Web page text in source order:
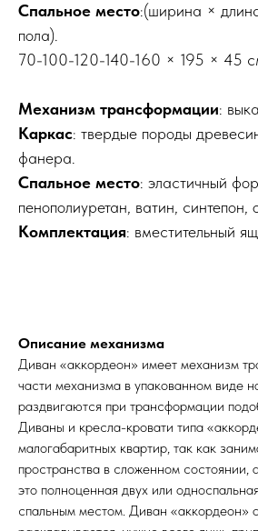
Спальное место:(ширина ×
пола).
70-100-120-140-160 × 195 × 45
Механизм трансформации:
Каркас: твердые породы
фанера.
Спальное место: эластичный
пенополиуретан, ватин, синтепон,
Комплектация: вместительный
Описание механизма
Диван «аккордеон» имеет механизм
части механизма в упакованном виде
раздвигаются при трансформации
Диваны и кресла-кровати типа
малогабаритных квартир, так как
пространства в сложенном состоянии,
это полноценная двух или
спальным местом. Диван «аккордеон»